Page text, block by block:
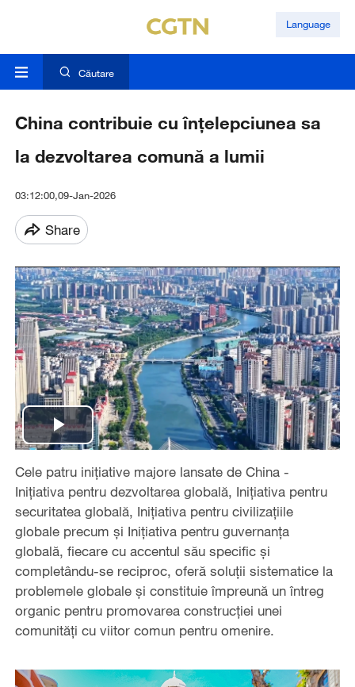
Language
Căutare
China contribuie cu înțelepciunea sa
la dezvoltarea comună a lumii
03:12:00,09-Jan-2026
Share
Play
Video
Cele patru inițiative majore lansate de China -
Inițiativa pentru dezvoltarea globală, Inițiativa pentru
securitatea globală, Inițiativa pentru civilizațiile
globale precum și Inițiativa pentru guvernanța
globală, fiecare cu accentul său specific și
completându-se reciproc, oferă soluții sistematice la
problemele globale și constituie împreună un întreg
organic pentru promovarea construcției unei
comunități cu viitor comun pentru omenire.